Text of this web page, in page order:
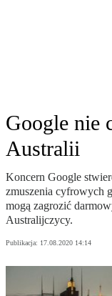
Google nie
Australii
Koncern Google
zmuszenia cyfrowych
mogą zagrozić
Australijczycy.
Publikacja: 17.08.2020 14:14